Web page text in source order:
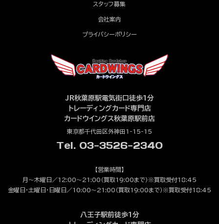
スタッフ募集
会社案内
プライバシーポリシー
JR秋葉原駅電気街口徒歩1分
トレーディングカード専門店
カードウイングス秋葉原駅前店
東京都千代田区外神田1-15-15
Tel. 03-3526-2340
【営業時間】
月～木曜日／12:00～21:00（買取19:00まで）※買取受付18:45
金曜日・土曜日・日曜日／10:00～21:00（買取19:00まで）※買取受付18:45
八王子駅前徒歩1分